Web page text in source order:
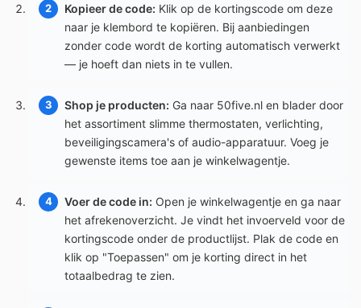
Kopieer de code: Klik op de kortingscode om deze
naar je klembord te kopiëren. Bij aanbiedingen
zonder code wordt de korting automatisch verwerkt
— je hoeft dan niets in te vullen.
Shop je producten: Ga naar 50five.nl en blader door
het assortiment slimme thermostaten, verlichting,
beveiligingscamera's of audio-apparatuur. Voeg je
gewenste items toe aan je winkelwagentje.
Voer de code in: Open je winkelwagentje en ga naar
het afrekenoverzicht. Je vindt het invoerveld voor de
kortingscode onder de productlijst. Plak de code en
klik op "Toepassen" om je korting direct in het
totaalbedrag te zien.